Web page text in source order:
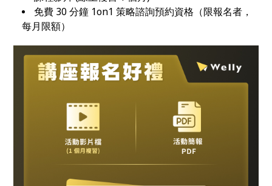
免費 30 分鐘 1on1 策略諮詢預約資格（限報名者，
每月限額）